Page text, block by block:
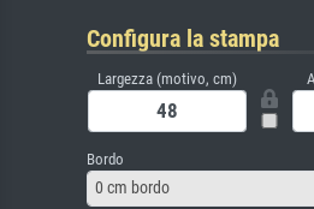
Configura la stampa
Largezza (motivo, cm)
Bordo
0 cm bordo